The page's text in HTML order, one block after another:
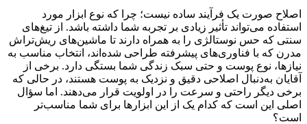
اصلاح صورت یک فرآیند ساده نیست؛ چرا که نوع ابزار مورد
استفاده می‌تواند تأثیر زیادی بر تجربه شما داشته باشد. از تیغ‌های
سنتی که حس نوستالژی را به همراه دارند تا ماشین‌های ریش‌تراش
مدرن که با فناوری‌های پیشرفته طراحی شده‌اند، انتخاب مناسب به
نیازها، نوع پوست و حتی سبک زندگی شما بستگی دارد. برخی از
آقایان به‌دنبال اصلاحی دقیق و نزدیک به پوست هستند، در حالی که
برخی دیگر راحتی و سرعت را در اولویت قرار می‌دهند. اما سؤال
اصلی این است که کدام یک از این ابزارها برای شما مناسب‌تر
است؟